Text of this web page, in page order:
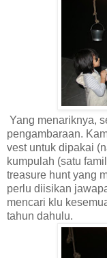
Yang menariknya,
pengambaraan.
vest untuk dipakai
kumpulah (satu
treasure hunt yang
perlu diisikan
mencari klu
tahun dahulu.